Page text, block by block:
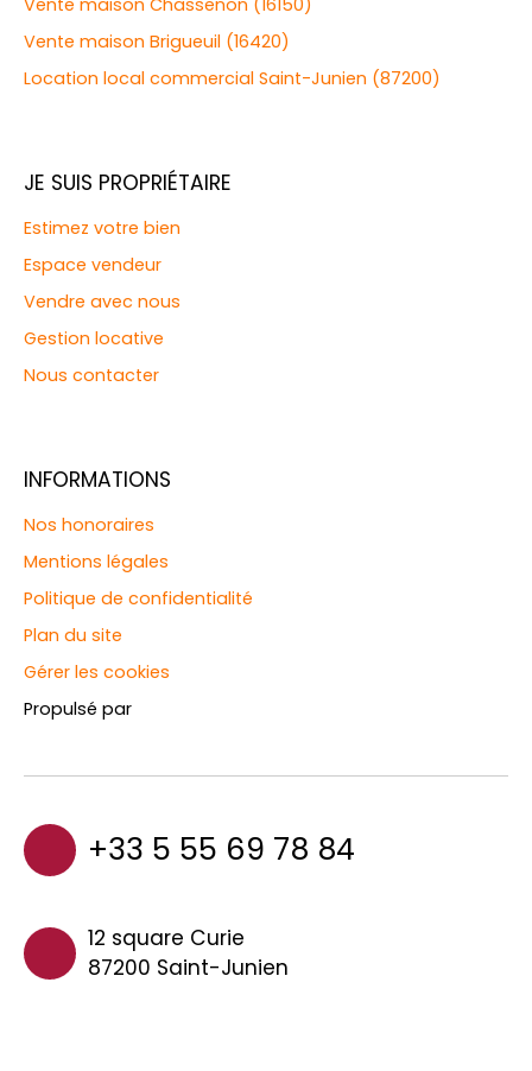
Vente maison Chassenon (16150)
Vente maison Brigueuil (16420)
Location local commercial Saint-Junien (87200)
JE SUIS PROPRIÉTAIRE
Estimez votre bien
Espace vendeur
Vendre avec nous
Gestion locative
Nous contacter
INFORMATIONS
Nos honoraires
Mentions légales
Politique de confidentialité
Plan du site
Gérer les cookies
Propulsé par
+33 5 55 69 78 84
12 square Curie
87200 Saint-Junien